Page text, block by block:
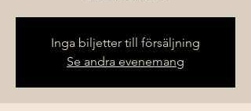
Inga biljetter till försäljning
Se andra evenemang